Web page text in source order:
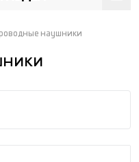
наушники